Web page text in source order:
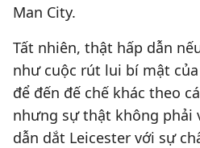
Man City.
Tất nhiên, thật hấp dẫn
như cuộc rút lui bí mật
để đến đế chế khác theo
nhưng sự thật không phải
dẫn dắt Leicester với sự